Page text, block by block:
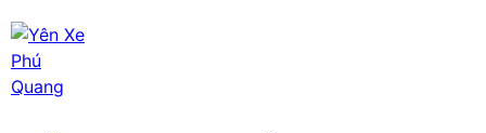
Skip
content